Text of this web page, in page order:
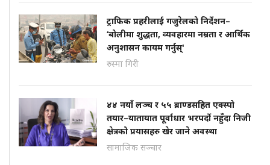
ट्राफिक प्रहरीलाई गजुरेलको निर्देशन–
‘बोलीमा शुद्धता, व्यवहारमा नम्रता र आर्थिक
अनुशासन कायम गर्नुस्'
रुस्मा गिरी
४४ नयाँ लञ्च र ५५ ब्राण्डसहित एक्स्पो
तयार–यातायात पूर्वाधार भरपर्दो नहुँदा निजी
क्षेत्रको प्रयासहरु खेर जाने अवस्था
सामाजिक सञ्चार